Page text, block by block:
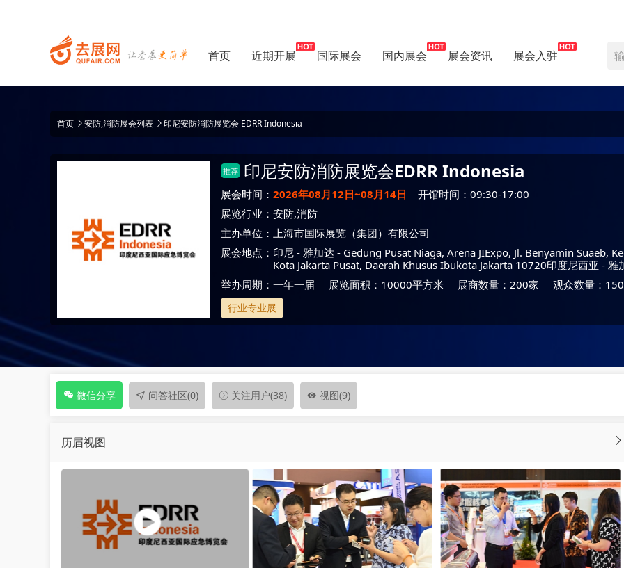
首页 近期开展 国际展会 国内展会 展会资讯 展会入驻
首页 安防,消防展会列表 印尼安防消防展览会 EDRR Indonesia
推荐 印尼安防消防展览会EDRR Indonesia
展会时间： 2026年08月12日~08月14日
开馆时间：09:30-17:00
展览行业： 安防,消防
主办单位： 上海市国际展览（集团）有限公司
展会地点： 印尼 - 雅加达 - Gedung Pusat Niaga, Arena JIExpo, Jl. Benyamin Suaeb,
Kota Jakarta Pusat, Daerah Khusus Ibukota Jakarta 10720印度尼西亚 - 雅
举办周期：一年一届
展览面积：10000平方米 展商数量：200家 观众数量：
行业专业展
微信分享 问答社区(0) 关注用户(38) 视图(9)
历届视图